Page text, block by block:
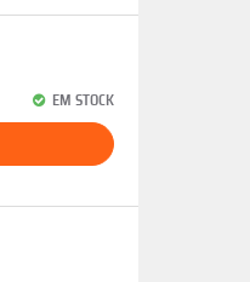
EM STOCK